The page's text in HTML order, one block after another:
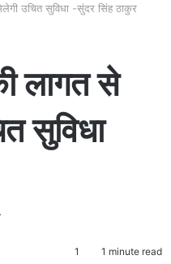
उचित सुविधा -सुंदर सिंह ठाकुर
लागत से
सुविधा
1 1 minute read